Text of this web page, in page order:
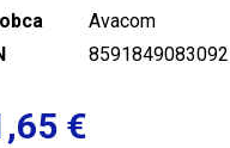
Avacom
8591849083092
€